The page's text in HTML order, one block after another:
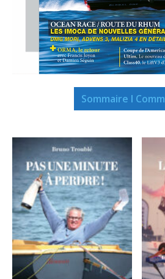
Sommaire I